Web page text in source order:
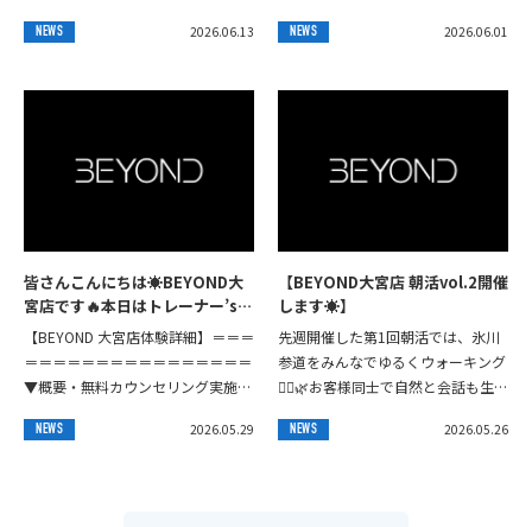
BEYOND大宮店をスタートし、大宮
NEWS 2026.06.13
いただき、店舗に集合した後、大宮
NEWS 2026.06.01
皆さんこんにちは☀️BEYOND大
宮店です🔥⁡本日はトレーナー’sト
レーニング⁡胸肩三頭(pushday)
の様子を公開します✨️⁡⁡皆さんも真
似して見て下さい🙆‍♀️
【BEYOND 大宮店体験詳細】＝＝＝
＝＝＝＝＝＝＝＝＝＝＝＝＝＝＝＝
▼概要・無料カウンセリング実施
↓↓↓・体験トレーニング料:¥0
NEWS 2026.05.29
【BEYOND大宮店 朝活vol.2開催
します☀️】
先週開催した第1回朝活では、氷川
参道をみんなでゆるくウォーキング
🚶‍♂️🌿お客様同士で自然と会話も生ま
りました😊そして今週も、朝活開催
NEWS 2026.05.26